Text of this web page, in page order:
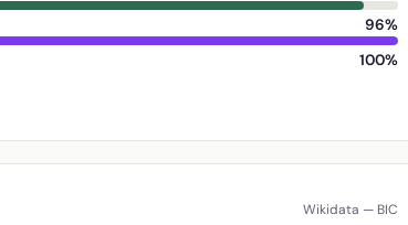
96%
100%
Wikidata — BIC